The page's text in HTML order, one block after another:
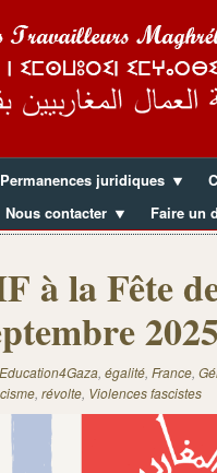
Permanences juridiques
Nous contacter Faire un
à la Fête
2025
Education4Gaza, égalité, France,
, révolte, Violences fascistes